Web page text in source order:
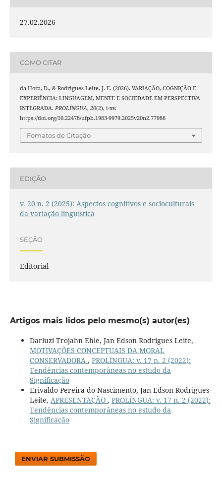
27.02.2026
COMO CITAR
da Hora, D., & Rodrigues Leite, J. E. (2026). VARIAÇÃO, COGNIÇÃO E
EXPERIÊNCIA: LINGUAGEM, MENTE E SOCIEDADE EM PERSPECTIVA
INTEGRADA. PROLÍNGUA, 20(2), i-xv.
https://doi.org/10.22478/ufpb.1983-9979.2025v20n2.77986
Fomatos de Citação
EDIÇÃO
v. 20 n. 2 (2025): Aspectos cognitivos e socioculturais
da variação linguística
SEÇÃO
Editorial
Artigos mais lidos pelo mesmo(s) autor(es)
Darluzi Trojahn Ehle, Jan Edson Rodrigues Leite,
MOTIVAÇÕES CONCEPTUAIS DA MORAL
CONSERVADORA , PROLÍNGUA: v. 17 n. 2 (2022):
Tendências contemporâneas no estudo da
Significação
Erivaldo Pereira do Nascimento, Jan Edson Rodrigues
Leite, APRESENTAÇÃO , PROLÍNGUA: v. 17 n. 2 (2022):
Tendências contemporâneas no estudo da
Significação
ENVIAR SUBMISSÃO